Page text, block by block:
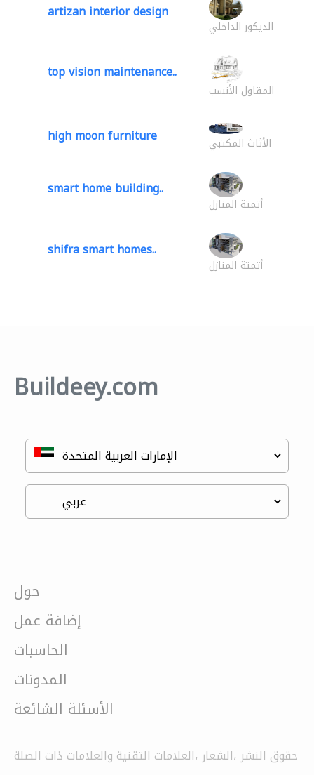
artizan interior design
الديكور الداخلي
top vision maintenance..
المقاول الأنسب
high moon furniture الأثاث المكتبي
smart home building..
أتمتة المنازل
shifra smart homes..
أتمتة المنازل
Buildeey.com
حول
إضافة عمل
الحاسبات
المدونات
الأسئلة الشائعة
حقوق النشر ،الشعار ،العلامات التقنية والعلامات ذات الصلة